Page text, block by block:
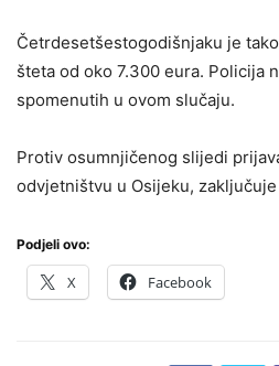
Četrdesetšestogodišnjaku je
šteta od oko 7.300 eura. Policija
spomenutih u ovom slučaju.
Protiv osumnjičenog slijedi
odvjetništvu u Osijeku, zaključuje
Podjeli ovo:
X Facebook